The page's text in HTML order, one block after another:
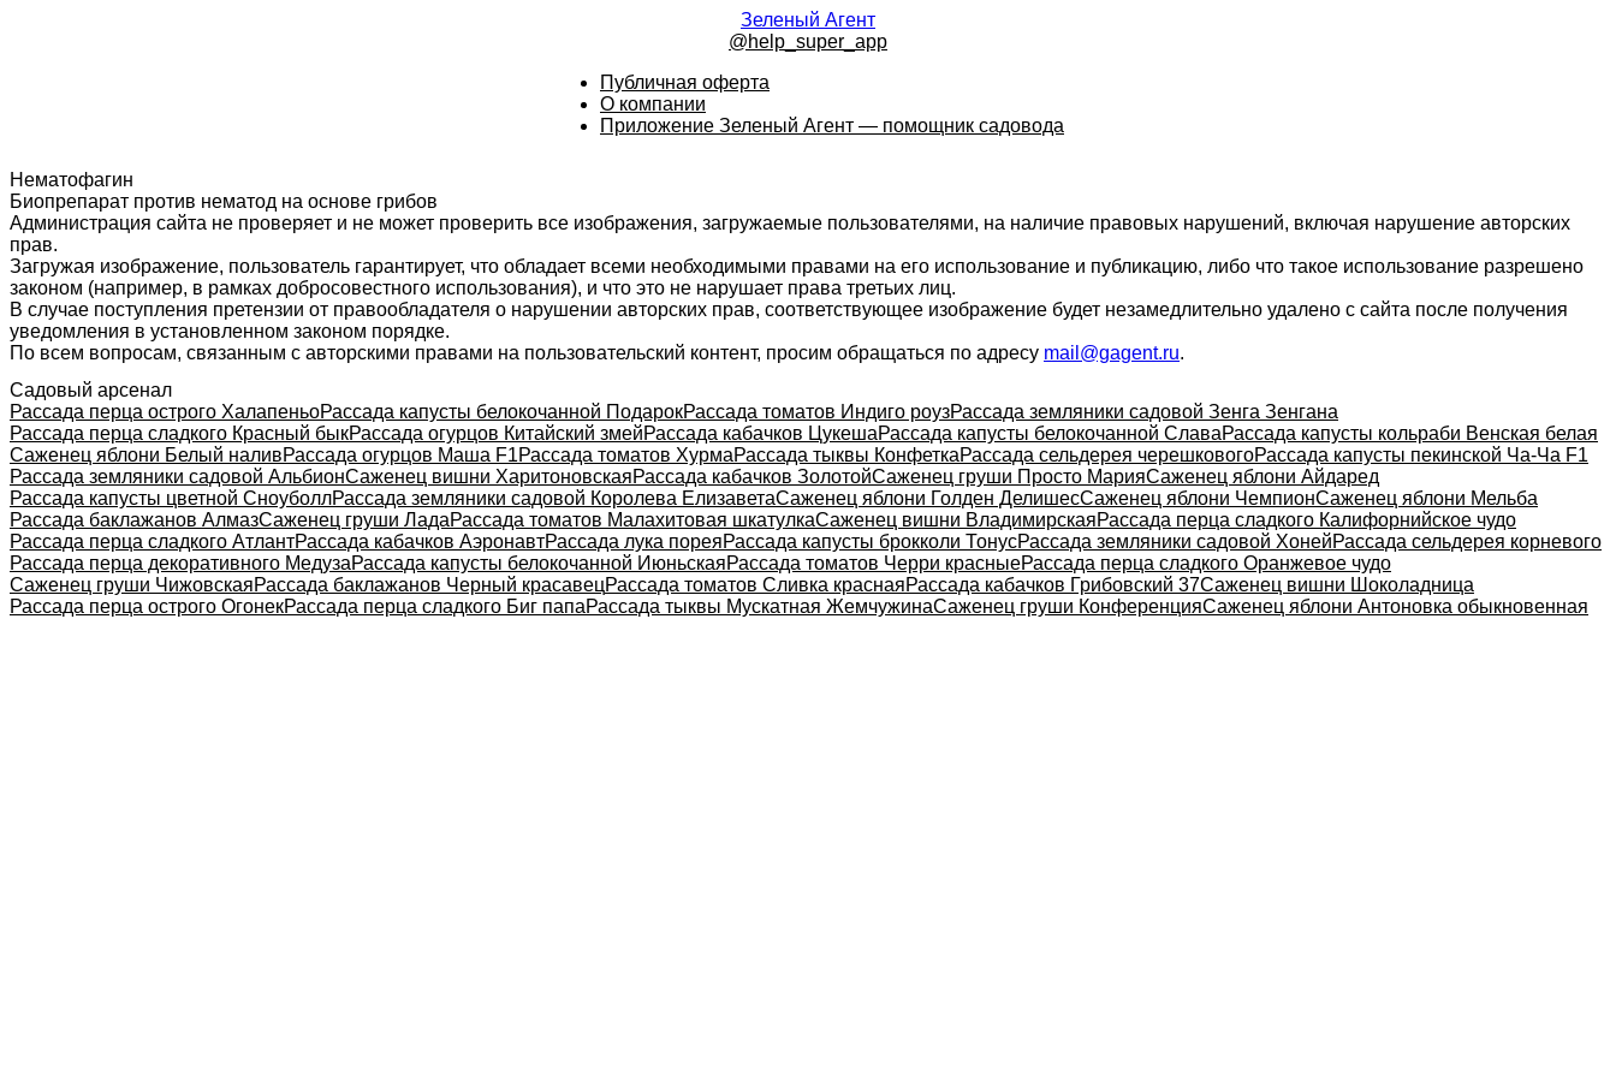
Зеленый Агент
@help_super_app
Публичная оферта
О компании
Приложение Зеленый Агент — помощник садовода
Нематофагин
Биопрепарат против нематод на основе грибов
Администрация сайта не проверяет и не может проверить все изображения, загружаемые пользователями, на наличие правовых нарушений, включая нарушение авторских
прав.
Загружая изображение, пользователь гарантирует, что обладает всеми необходимыми правами на его использование и публикацию, либо что такое использование разрешено
законом (например, в рамках добросовестного использования), и что это не нарушает права третьих лиц.
В случае поступления претензии от правообладателя о нарушении авторских прав, соответствующее изображение будет незамедлительно удалено с сайта после получения
уведомления в установленном законом порядке.
По всем вопросам, связанным с авторскими правами на пользовательский контент, просим обращаться по адресу mail@gagent.ru.
Садовый арсенал
Рассада перца острого ХалапеньоРассада капусты белокочанной ПодарокРассада томатов Индиго роузРассада земляники садовой Зенга Зенгана
Рассада перца сладкого Красный быкРассада огурцов Китайский змейРассада кабачков ЦукешаРассада капусты белокочанной СлаваРассада капусты кольраби Венская белая
Саженец яблони Белый наливРассада огурцов Маша F1Рассада томатов ХурмаРассада тыквы КонфеткаРассада сельдерея черешковогоРассада капусты пекинской Ча-Ча F1
Рассада земляники садовой АльбионСаженец вишни ХаритоновскаяРассада кабачков ЗолотойСаженец груши Просто МарияСаженец яблони Айдаред
Рассада капусты цветной СноуболлРассада земляники садовой Королева ЕлизаветаСаженец яблони Голден ДелишесСаженец яблони ЧемпионСаженец яблони Мельба
Рассада баклажанов АлмазСаженец груши ЛадаРассада томатов Малахитовая шкатулкаСаженец вишни ВладимирскаяРассада перца сладкого Калифорнийское чудо
Рассада перца сладкого АтлантРассада кабачков АэронавтРассада лука пореяРассада капусты брокколи ТонусРассада земляники садовой ХонейРассада сельдерея корневого
Рассада перца декоративного МедузаРассада капусты белокочанной ИюньскаяРассада томатов Черри красныеРассада перца сладкого Оранжевое чудо
Саженец груши ЧижовскаяРассада баклажанов Черный красавецРассада томатов Сливка краснаяРассада кабачков Грибовский 37Саженец вишни Шоколадница
Рассада перца острого ОгонекРассада перца сладкого Биг папаРассада тыквы Мускатная ЖемчужинаСаженец груши КонференцияСаженец яблони Антоновка обыкновенная